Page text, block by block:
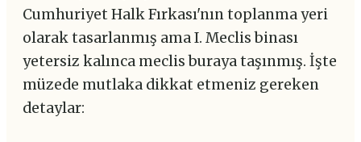
Cumhuriyet Halk Fırkası'nın toplanma yeri
olarak tasarlanmış ama I. Meclis binası
yetersiz kalınca meclis buraya taşınmış. İşte
müzede mutlaka dikkat etmeniz gereken
detaylar: